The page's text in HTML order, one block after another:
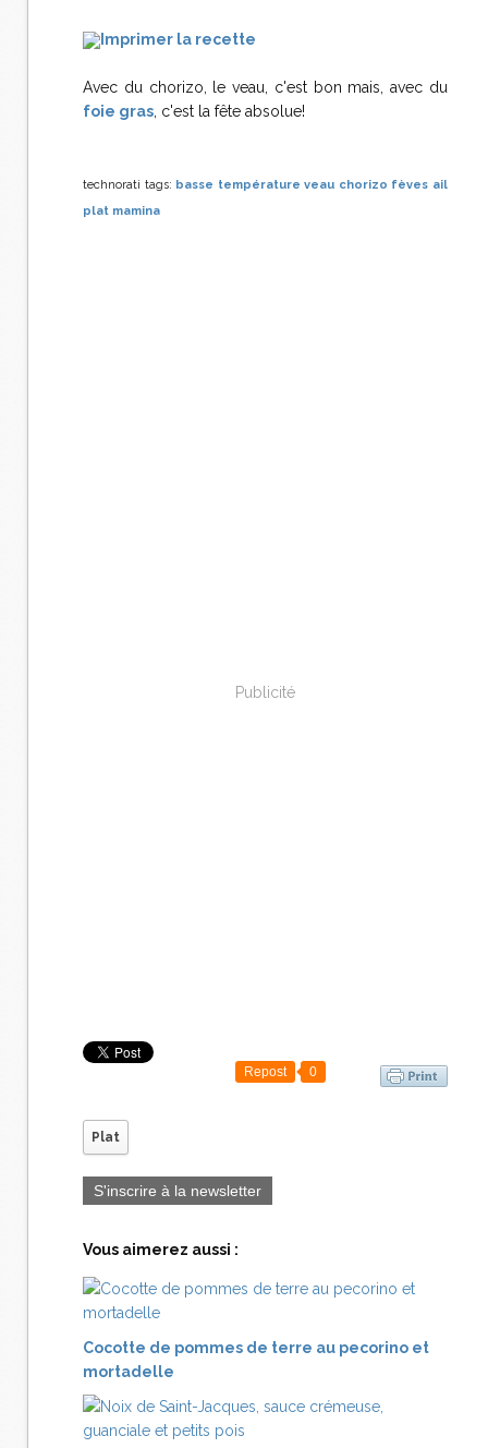
Imprimer la recette
Avec du chorizo, le veau, c'est bon mais, avec du
foie gras , c'est la fête absolue!
technorati tags: basse température veau chorizo fèves ail
plat mamina
Publicité
Repost 0
Plat
S'inscrire à la newsletter
Vous aimerez aussi :
Cocotte de pommes de terre au pecorino et
mortadelle